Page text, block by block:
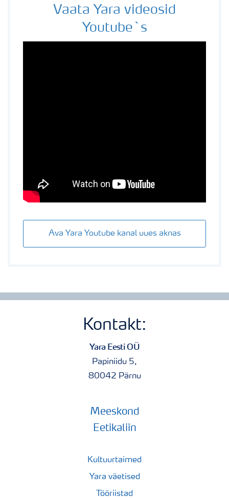
Vaata Yara videosid
Youtube`s
Ava Yara Youtube kanal uues aknas
Kontakt:
Yara Eesti OÜ
Papiniidu 5,
80042 Pärnu
Meeskond
Eetikaliin
Kultuurtaimed
Yara väetised
Tööriistad